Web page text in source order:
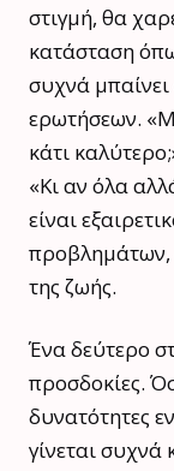
στιγμή, θα
κατάσταση
συχνά μπαίνει
ερωτήσεων.
κάτι
«Κι αν όλα
είναι
προβλημάτων,
της ζωής.
Ένα δεύτερο
προσδοκίες.
δυνατότητες
γίνεται συχνά